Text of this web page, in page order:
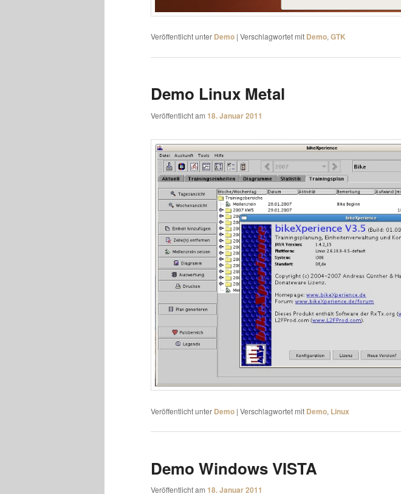
Veröffentlicht unter Demo | Verschlagwortet mit Demo,GTK
Demo Linux Metal
Veröffentlicht am 18. Januar 2011
Veröffentlicht unter Demo | Verschlagwortet mit Demo, Linux
Demo Windows VISTA
Veröffentlicht am 18. Januar 2011